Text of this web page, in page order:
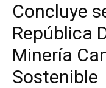
Concluye
República
Minería
Sostenible